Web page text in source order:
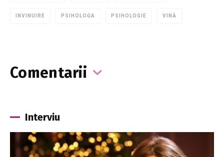
INVINUIRE PSIHOLOGA PSIHOLOGIE VINĂ
Comentarii
Interviu